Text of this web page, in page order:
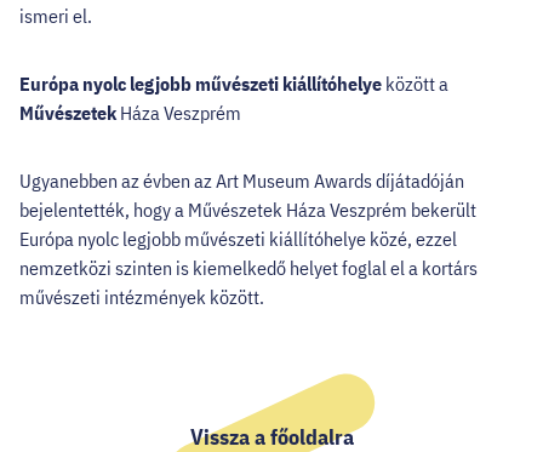
ismeri el.
Európa nyolc legjobb művészeti kiállítóhelye között a
MűvészetekHáza Veszprém
Ugyanebben az évben az Art Museum Awards díjátadóján
bejelentették, hogy a Művészetek Háza Veszprém bekerült
Európa nyolc legjobb művészeti kiállítóhelye közé, ezzel
nemzetközi szinten is kiemelkedő helyet foglal el a kortárs
művészeti intézmények között.
Vissza a főoldalra